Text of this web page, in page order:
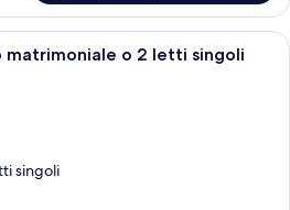
Camera Deluxe con letto
matrimoniale o 2 letti singoli
singoli